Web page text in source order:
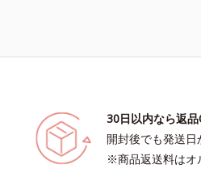
30日以内なら返
開封後でも発送
※商品返送料はオ